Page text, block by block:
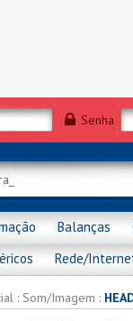
Senha
Balanças
Rede/
: Som/Imagem :